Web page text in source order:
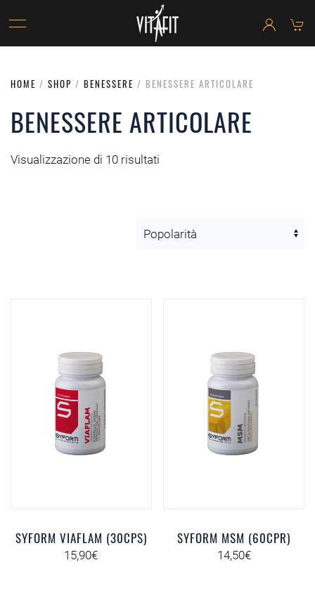
HOME / SHOP / BENESSERE / BENESSERE ARTICOLARE
BENESSERE ARTICOLARE
Visualizzazione di 10 risultati
SYFORM VIAFLAM (30CPS)
15,90€
SYFORM MSM (60CPR)
14,50€